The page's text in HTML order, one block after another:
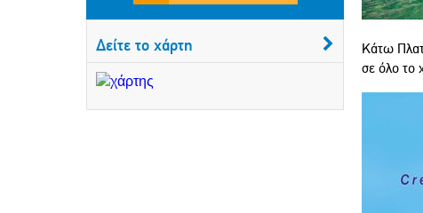
Δείτε το χάρτη
Κάτω
σε όλο το